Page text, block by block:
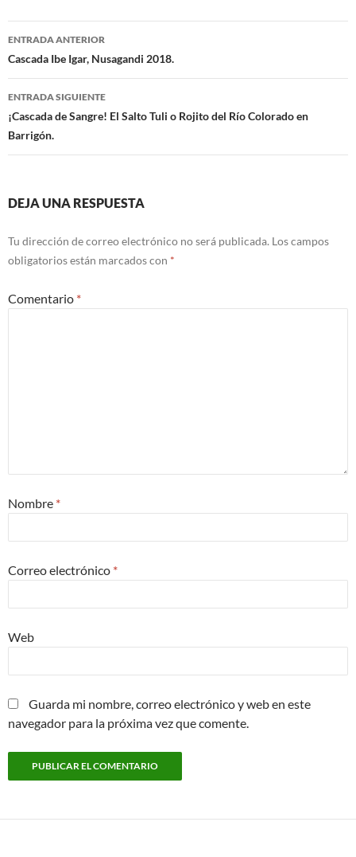
Navegación
de
entradas
ENTRADA ANTERIOR
Cascada Ibe Igar, Nusagandi 2018.
ENTRADA SIGUIENTE
¡Cascada de Sangre! El Salto Tuli o Rojito del Río Colorado en
Barrigón.
DEJA UNA RESPUESTA
Tu dirección de correo electrónico no será publicada. Los campos
obligatorios están marcados con *
Comentario *
Nombre *
Correo electrónico *
Web
Guarda mi nombre, correo electrónico y web en este
navegador para la próxima vez que comente.